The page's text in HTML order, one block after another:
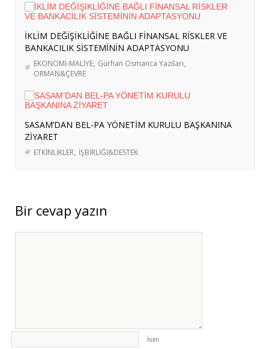
Ağustos 2026
ASKERÎ DESTEKTEN STRATEJİK
ORTAKLIĞA - 4 Ağustos 2026
ERASMUS+ PROJEMİZ KAPSAMINDA
BERLİN’E KURS VE İŞBAŞI GÖZLEM
HAREKETLİLİKLERİ DÜZENLENDİ
Ağustos 2026
ERASMUS+ PROJEMİZ KAPSAMINDA
ALMANYA’YA İŞBAŞI GÖZLEM
İKLİM DEĞİŞİKLİĞİNE BAĞLI FİNANSAL RİSKLER VE
BANKACILIK SİSTEMİNİN ADAPTASYONU
EKONOMİ-MALİYE Gürhan Osmanca Yazıları
ORMAN&ÇEVRE
SASAM’DAN BEL-PA YÖNETİM KURULU BAŞKANINA
ZİYARET
ETKİNLİKLER İŞBİRLİĞİ&DESTEK
Bir cevap yazın
İsim